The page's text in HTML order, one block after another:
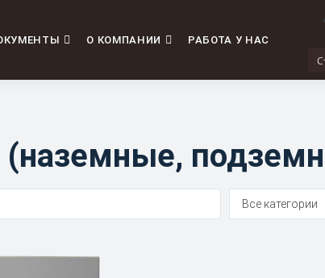
О КОМПАНИИ РАБОТА У НАС
(наземные,
сайту